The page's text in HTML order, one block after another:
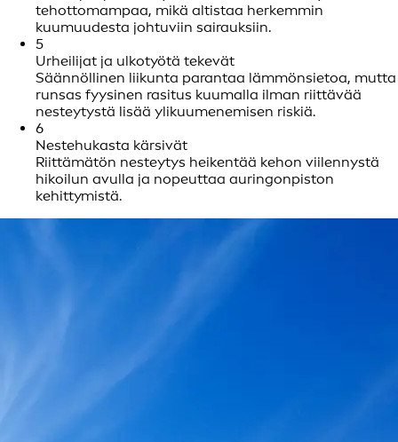
tehottomampaa, mikä altistaa herkemmin
kuumuudesta johtuviin sairauksiin.
5
Urheilijat ja ulkotyötä tekevät
Säännöllinen liikunta parantaa lämmönsietoa, mutta
runsas fyysinen rasitus kuumalla ilman riittävää
nesteytystä lisää ylikuumenemisen riskiä.
6
Nestehukasta kärsivät
Riittämätön nesteytys heikentää kehon viilennystä
hikoilun avulla ja nopeuttaa auringonpiston
kehittymistä.